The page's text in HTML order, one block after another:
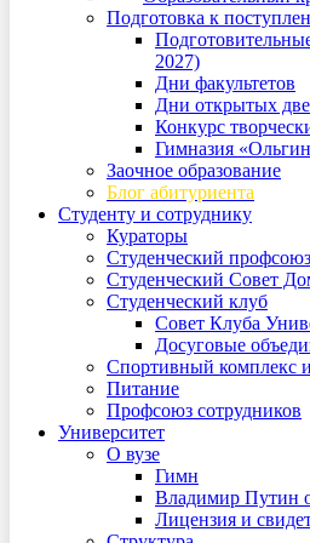
Подготовка к
2027)
Дни факультетов
Дни открытых
Конкурс
Гимназия
Заочное образование
Блог абитуриента
Студенту и сотруднику
Кураторы
Студенческий профсоюз
Студенческий Совет
Студенческий клуб
Совет Клуба
Досуговые
Спортивный комплекс
Питание
Профсоюз сотрудников
Университет
О вузе
Гимн
Владимир Путин
Лицензия и